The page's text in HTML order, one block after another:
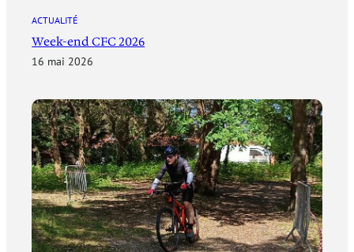
ACTUALITÉ
Week-end CFC 2026
16 mai 2026